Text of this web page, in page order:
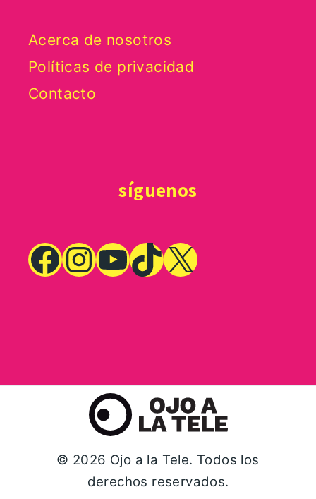
Acerca de nosotros
Políticas de privacidad
Contacto
síguenos
© 2026 Ojo a la Tele. Todos los
derechos reservados.